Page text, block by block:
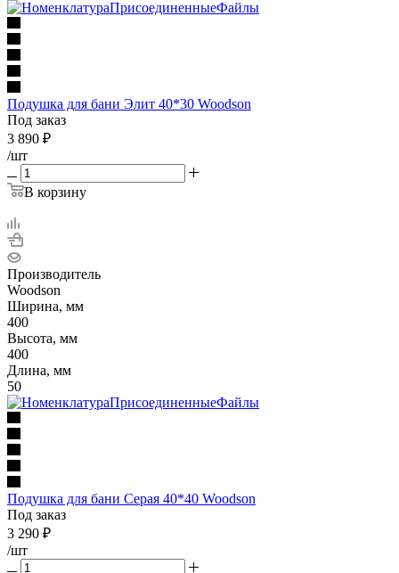
Подушка для бани Элит 40*30 Woodson
Под заказ
3 890 ₽
/шт
В корзину
Производитель
Woodson
Ширина, мм
400
Высота, мм
400
Длина, мм
50
Подушка для бани Серая 40*40 Woodson
Под заказ
3 290 ₽
/шт